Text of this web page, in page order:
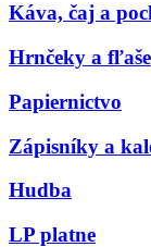
Káva, čaj a
Hrnčeky a fľaše
Papiernictvo
Zápisníky a
Hudba
LP platne